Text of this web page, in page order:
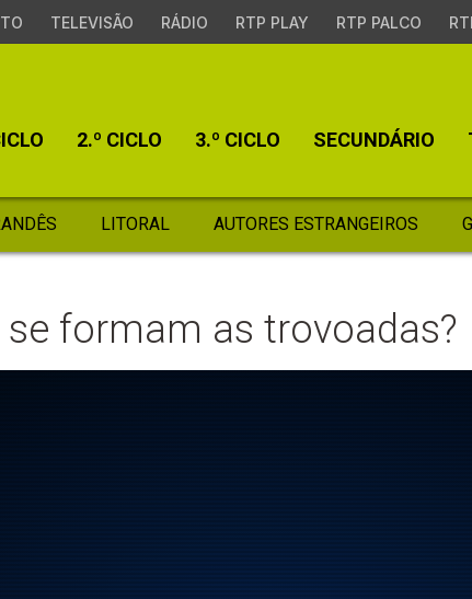
TELEVISÃO RÁDIO RTP PLAY RTP PALCO
2.º CICLO 3.º CICLO SECUNDÁRIO
LITORAL AUTORES ESTRANGEIROS
formam as trovoadas?